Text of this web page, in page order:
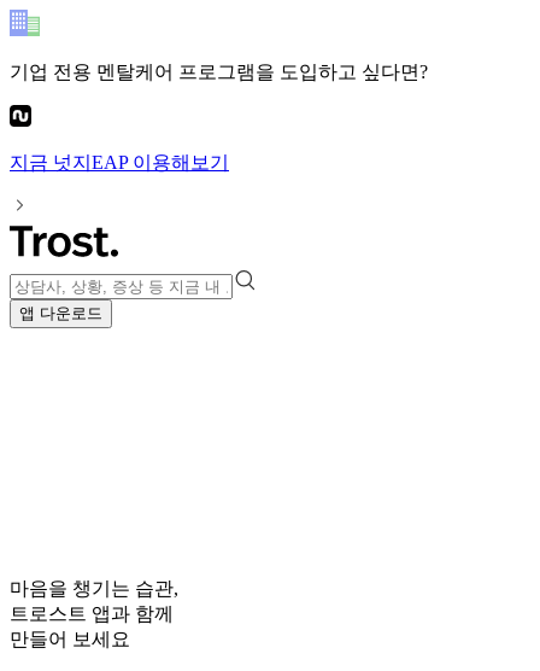
기업 전용 멘탈케어 프로그램을 도입하고 싶다면?
지금 넛지EAP이용해보기
앱 다운로드
마음을 챙기는 습관,
트로스트 앱과 함께
만들어 보세요